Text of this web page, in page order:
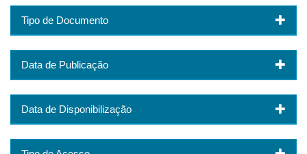
Tipo de Documento
Data de Publicação
Data de Disponibilização